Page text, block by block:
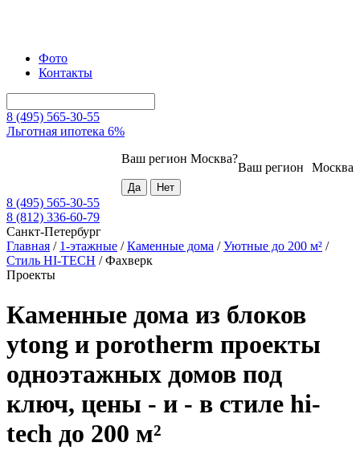
Фото
Контакты
8 (495) 565-30-55
Льготная ипотека 6%
Москва
Ваш регион
Ваш регион Москва?
8 (495) 565-30-55
8 (812) 336-60-79
Санкт-Петербург
Главная / 1-этажные /Каменные дома /Уютные до 200 м² /
Стиль HI-TECH /Фахверк
Проекты
Каменные дома из блоков
ytong и porotherm проекты
одноэтажных домов под
ключ, цены - и - в стиле hi-
tech до 200 м²